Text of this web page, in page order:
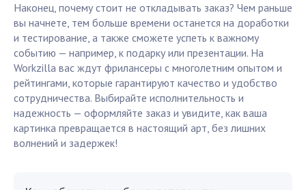
Наконец, почему стоит не откладывать заказ? Чем раньше
вы начнете, тем больше времени останется на доработки
и тестирование, а также сможете успеть к важному
событию — например, к подарку или презентации. На
Workzilla вас ждут фрилансеры с многолетним опытом и
рейтингами, которые гарантируют качество и удобство
сотрудничества. Выбирайте исполнительность и
надежность — оформляйте заказ и увидите, как ваша
картинка превращается в настоящий арт, без лишних
волнений и задержек!